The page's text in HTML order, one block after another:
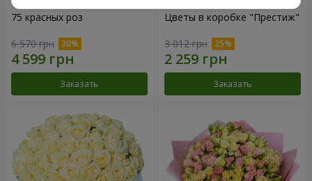
75 красных роз
6 570 грн
Заказать
Цветы в коробке "Престиж"
3 012 грн
Заказать